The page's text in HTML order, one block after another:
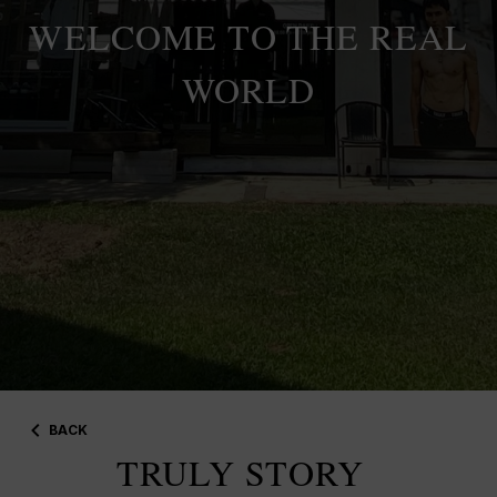
WELCOME TO THE REAL
WORLD
BACK
TRULY STORY